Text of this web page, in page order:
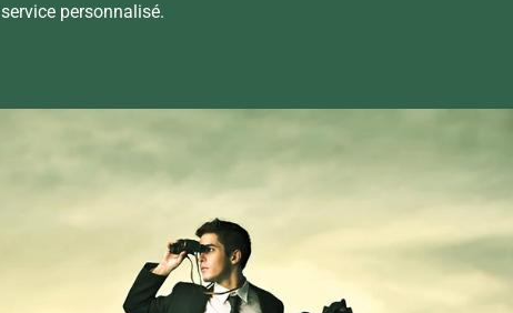
service personnalisé.